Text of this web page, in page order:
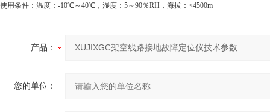
用条件：温度：-10℃～40℃，湿度：5～90％RH，海拔：<4500m
产品：
您的单位：